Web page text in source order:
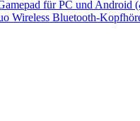
für PC und Android
Wireless Bluetooth-